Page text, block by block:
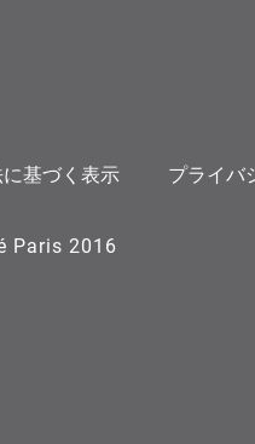
基づく表示 プライバ
Paris 2016